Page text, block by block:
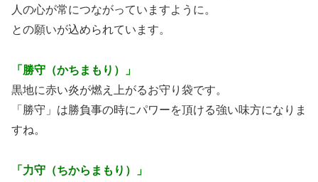
人の心が常につながっていますように。
との願いが込められています。
「勝守（かちまもり）」
黒地に赤い炎が燃え上がるお守り袋です。
「勝守」は勝負事の時にパワーを頂ける強い味方になりま
すね。
「力守（ちからまもり）」